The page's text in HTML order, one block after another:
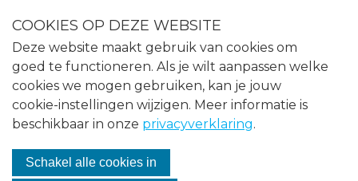
Menu
Home
Nieuws
Agenda
Over VASMO
COOKIES OP DEZE WEBSITE
Deze website maakt gebruik van cookies om
goed te functioneren. Als je wilt aanpassen welke
cookies we mogen gebruiken, kan je jouw
cookie-instellingen wijzigen. Meer informatie is
beschikbaar in onze privacyverklaring.
Schakel alle cookies in